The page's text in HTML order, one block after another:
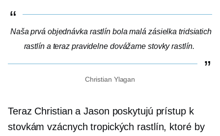
Naša prvá objednávka rastlín bola malá zásielka tridsiatich
rastlín a teraz pravidelne dovážame stovky rastlín.
Christian Ylagan
Teraz Christian a Jason poskytujú prístup k
stovkám vzácnych tropických rastlín, ktoré by